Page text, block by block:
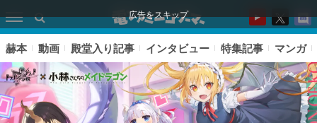
広告をスキップ
赫本 動画 殿堂入り記事 インタビュー 特集記事 マンガ